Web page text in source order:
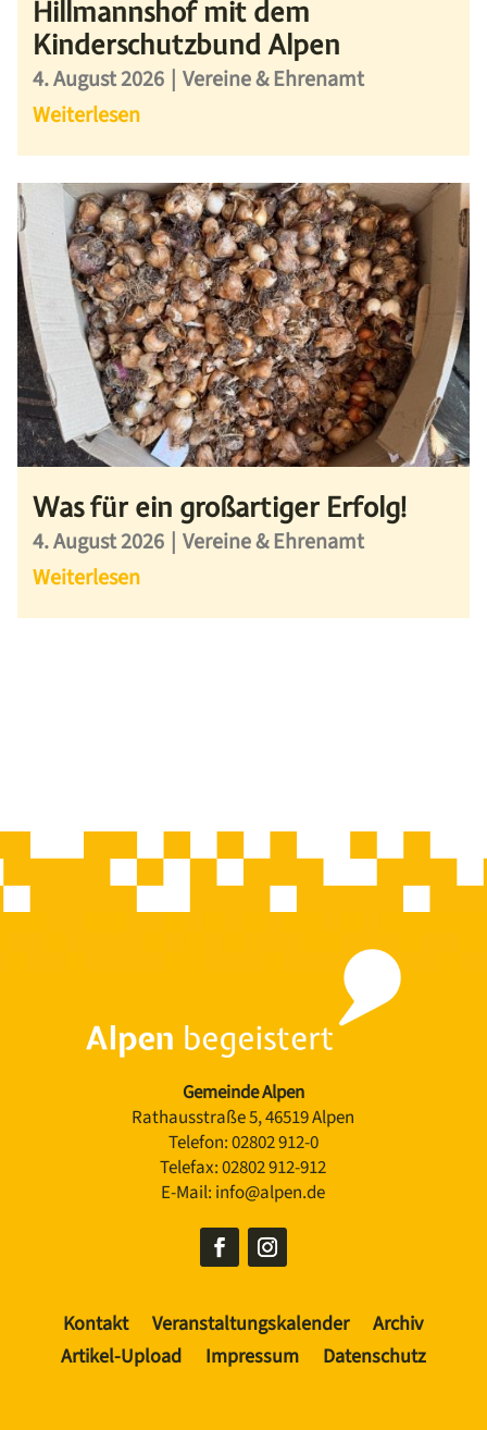
Hillmannshof mit dem
Kinderschutzbund Alpen
4. August 2026 | Vereine & Ehrenamt
Weiterlesen
Was für ein großartiger Erfolg!
4. August 2026 | Vereine & Ehrenamt
Weiterlesen
Gemeinde Alpen
Rathausstraße 5, 46519 Alpen
Telefon:02802 912-0
Telefax:02802 912-912
E-Mail: info@alpen.de
Kontakt Veranstaltungskalender
Archiv
Artikel-Upload
Impressum Datenschutz